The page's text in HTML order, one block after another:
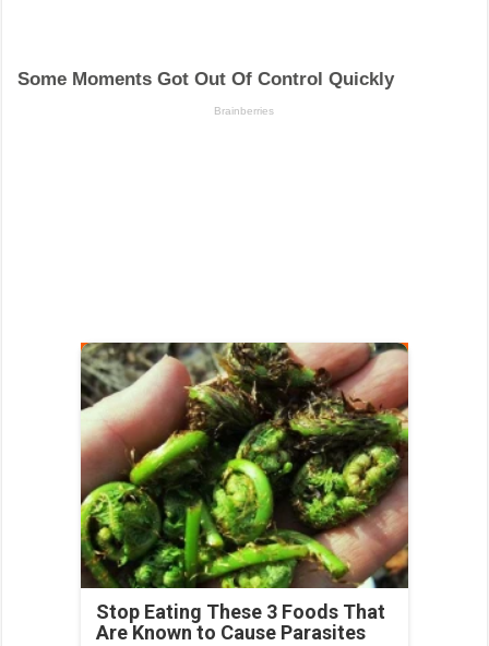
Stop Eating These 3 Foods That
Are Known to Cause Parasites